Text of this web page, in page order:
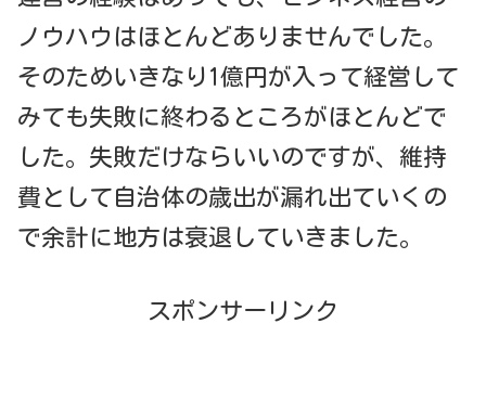
ノウハウはほとんどありませんでした。
そのためいきなり1億円が入って経営して
みても失敗に終わるところがほとんどで
した。失敗だけならいいのですが、維持
費として自治体の歳出が漏れ出ていくの
で余計に地方は衰退していきました。
スポンサーリンク